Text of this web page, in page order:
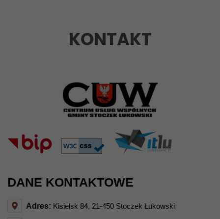
KONTAKT
DANE KONTAKTOWE
Adres: Kisielsk 84, 21-450 Stoczek Łukowski